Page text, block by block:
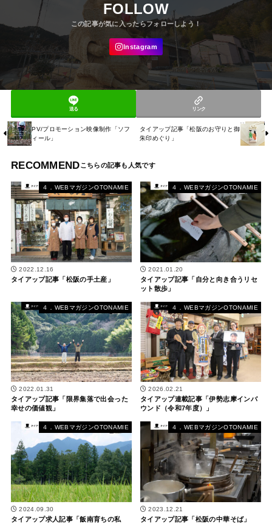
FOLLOW
送る リンク
PV/プロモーション映像制作「ソフ
ィール」
タイアップ記事「松阪のお守りと御
朱印めぐり」
RECOMMEND
４．WEBマガジンOTONAMIE
2022.12.16
タイアップ記事「松阪の手土産」
４．WEBマガジンOTONAMIE
2021.01.20
タイアップ記事「自分と向き合うリセ
ット散歩」
４．WEBマガジンOTONAMIE
2022.01.31
タイアップ記事「限界集落で出会った
幸せの価値観」
４．WEBマガジンOTONAMIE
2026.02.21
タイアップ連載記事「伊勢志摩インバ
ウンド（令和7年度）」
４．WEBマガジンOTONAMIE
2024.09.30
タイアップ求人記事「飯南育ちの私
４．WEBマガジンOTONAMIE
2023.12.21
タイアップ記事「松阪の中華そば」